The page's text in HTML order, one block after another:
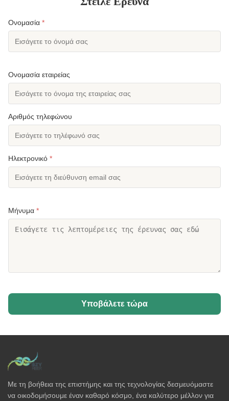
Ονομασία *
Ονομασία εταιρείας
Αριθμός τηλεφώνου
Ηλεκτρονικό *
Μήνυμα *
Υποβάλετε τώρα
Με τη βοήθεια της επιστήμης και της τεχνολογίας δεσμευόμαστε
να οικοδομήσουμε έναν καθαρό κόσμο, ένα καλύτερο μέλλον για